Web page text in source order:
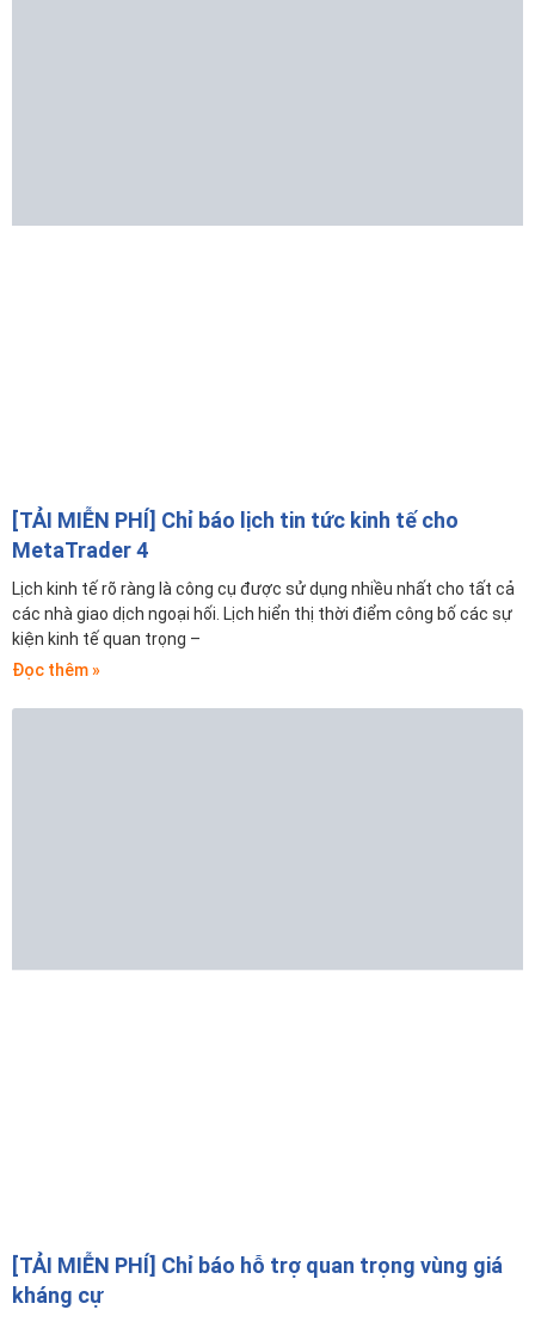
[TẢI MIỄN PHÍ] Chỉ báo lịch tin tức kinh tế cho
MetaTrader 4
Lịch kinh tế rõ ràng là công cụ được sử dụng nhiều nhất cho tất cả
các nhà giao dịch ngoại hối. Lịch hiển thị thời điểm công bố các sự
kiện kinh tế quan trọng –
Đọc thêm »
[TẢI MIỄN PHÍ] Chỉ báo hỗ trợ quan trọng vùng giá
kháng cự